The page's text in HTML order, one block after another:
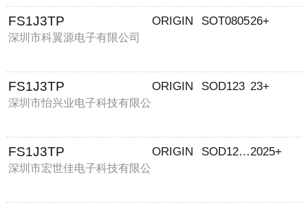
FS1J3TP
深圳市科翼源电子有限公司
ORIGIN SOT080526+
FS1J3TP
深圳市怡兴业电子科技有限公
ORIGIN SOD123 23+
FS1J3TP
深圳市宏世佳电子科技有限公
ORIGIN SOD12062025+